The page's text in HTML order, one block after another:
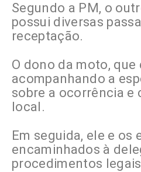
Segundo a PM, o
possui diversas
receptação.
O dono da moto, que
acompanhando a
sobre a ocorrência e
local.
Em seguida, ele e
encaminhados à
procedimentos